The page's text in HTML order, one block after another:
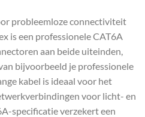
probleemloze connectiviteit
is een professionele CAT6A
aan beide uiteinden,
bijvoorbeeld je professionele
kabel is ideaal voor het
voor licht- en
specificatie verzekert een